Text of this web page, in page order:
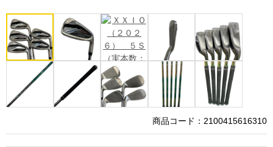
商品コード：2100415616310